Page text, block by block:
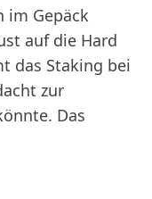
im Gepäck
auf die Hard
das Staking bei
zur
Das